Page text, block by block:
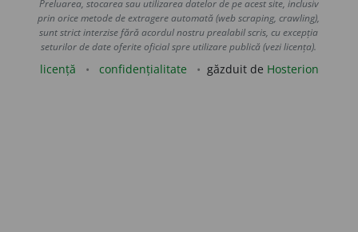
Preluarea, stocarea sau utilizarea datelor de pe acest site, inclusiv
prin orice metode de extragere automată (web scraping, crawling),
sunt strict interzise fără acordul nostru prealabil scris, cu excepția
seturilor de date oferite oficial spre utilizare publică (vezi licența).
licență confidențialitate găzduit de Hosterion